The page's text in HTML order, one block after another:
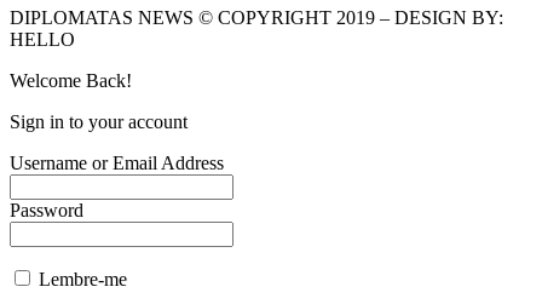
DIPLOMATAS NEWS © COPYRIGHT 2019 – DESIGN BY:
HELLO
Welcome Back!
Sign in to your account
Username or Email Address
Password
Lembre-me